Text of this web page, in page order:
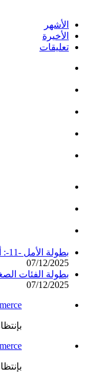
الأشهر
الأخيرة
تعليقات
بطولة الأمل -11-: أولمبيك خريبكة يفوز على وداد تمارة
07/12/2025
بطولة الفئات الصغرى -12-: نتائج أولمبيك خريبكة
07/12/2025